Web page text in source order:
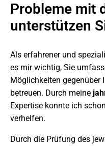
Probleme mit
unterstützen
Als erfahrener und
es mir wichtig, Sie
Möglichkeiten gegenüber
betreuen. Durch meine
Expertise konnte ich
verhelfen.
Durch die Prüfung des